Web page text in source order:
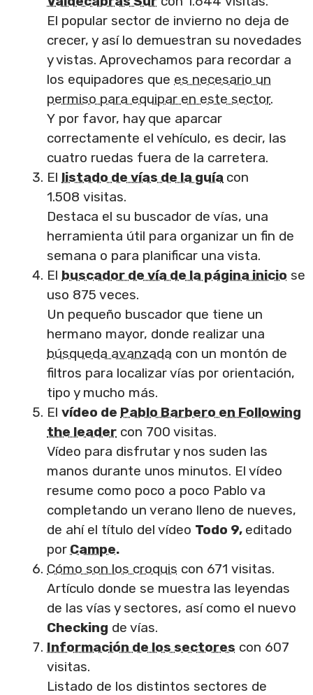
El popular sector de invierno no deja de
crecer, y así lo demuestran su novedades
y vistas. Aprovechamos para recordar a
los equipadores que es necesario un
permiso para equipar en este sector.
Y por favor, hay que aparcar
correctamente el vehículo, es decir, las
cuatro ruedas fuera de la carretera.
El listado de vías de la guía con
1.508 visitas.
Destaca el su buscador de vías, una
herramienta útil para organizar un fin de
semana o para planificar una vista.
El buscador de vía de la página inicio se
uso 875 veces.
Un pequeño buscador que tiene un
hermano mayor, donde realizar una
búsqueda avanzada con un montón de
filtros para localizar vías por orientación,
tipo y mucho más.
El vídeo de Pablo Barbero en Following
the leader con 700 visitas.
Vídeo para disfrutar y nos suden las
manos durante unos minutos. El vídeo
resume como poco a poco Pablo va
completando un verano lleno de nueves,
de ahí el título del vídeo Todo 9, editado
por Campe.
Cómo son los croquis con 671 visitas.
Artículo donde se muestra las leyendas
de las vías y sectores, así como el nuevo
Checking de vías.
Información de los sectores con 607
visitas.
Listado de los distintos sectores de